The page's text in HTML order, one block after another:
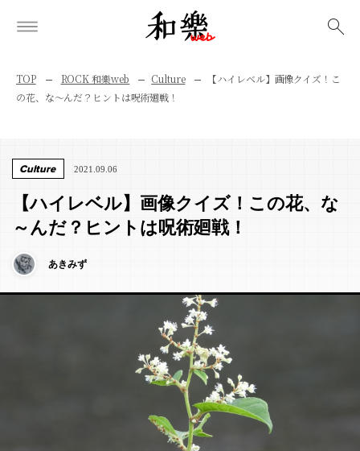
TOP ROCK 和樂web Culture
【ハイレベル】画像クイズ！こ
の花、な～んだ？ヒントは呪術廻戦！
Culture 2021.09.06
【ハイレベル】画像クイズ！この花、な
～んだ？ヒントは呪術廻戦！
あきみず